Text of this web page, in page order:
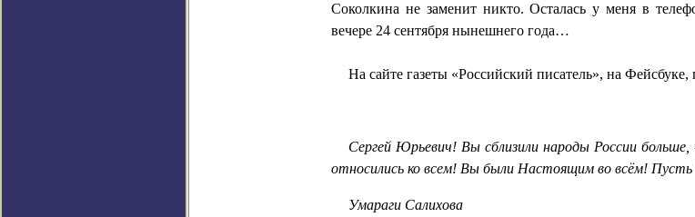
Соколкина не заменит никто. Осталась у меня в
вечере 24 сентября нынешнего года…
На сайте газеты «Российский писатель», на Фейсбуке,
Сергей Юрьевич! Вы сблизили народы России
относились ко всем! Вы были Настоящим во всём!
УмарагиСалихова